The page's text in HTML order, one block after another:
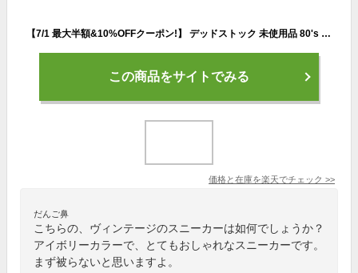
【7/1 最大半額&10%OFFクーポン!】 デッドストック 未使用品 80's ビンテージ ★ Miner USA マイナー キャンバス スリッポン ( 6 M 24cm 程) 古着 生成り アイボリー 80年代| 新古品 新品 NOS トレーニング キャンバスシューズ キャンバススニーカー ナチュラル フラットシ
この商品をサイトでみる
価格と在庫を楽天でチェック >>
だんご鼻
こちらの、ヴィンテージのスニーカーは如何でしょうか？
アイボリーカラーで、とてもおしゃれなスニーカーです。
まず被らないと思いますよ。